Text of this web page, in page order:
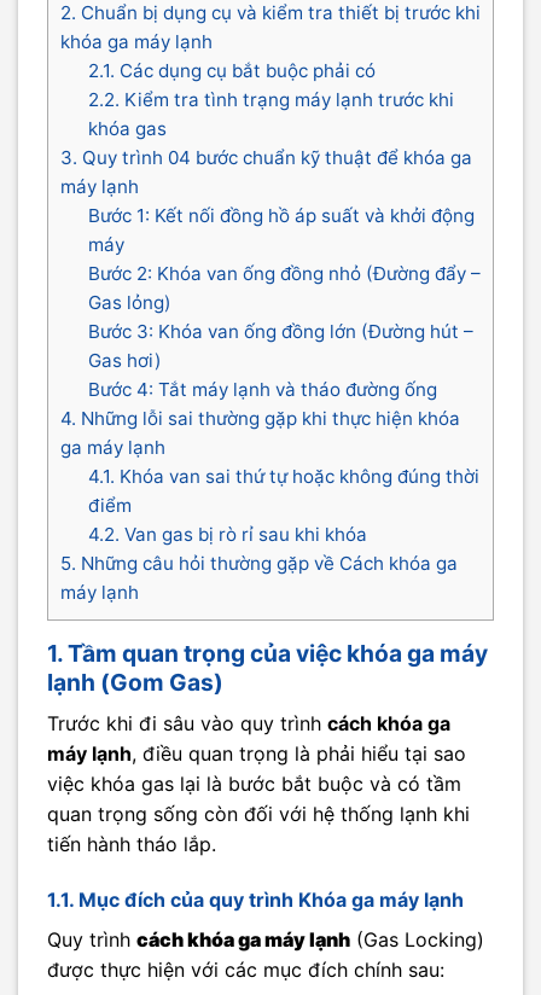
2. Chuẩn bị dụng cụ và kiểm tra thiết bị trước khi
khóa ga máy lạnh
2.1. Các dụng cụ bắt buộc phải có
2.2. Kiểm tra tình trạng máy lạnh trước khi
khóa gas
3. Quy trình 04 bước chuẩn kỹ thuật để khóa ga
máy lạnh
Bước 1: Kết nối đồng hồ áp suất và khởi động
máy
Bước 2: Khóa van ống đồng nhỏ (Đường đẩy –
Gas lỏng)
Bước 3: Khóa van ống đồng lớn (Đường hút –
Gas hơi)
Bước 4: Tắt máy lạnh và tháo đường ống
4. Những lỗi sai thường gặp khi thực hiện khóa
ga máy lạnh
4.1. Khóa van sai thứ tự hoặc không đúng thời
điểm
4.2. Van gas bị rò rỉ sau khi khóa
5. Những câu hỏi thường gặp về Cách khóa ga
máy lạnh
1. Tầm quan trọng của việc khóa ga máy
lạnh (Gom Gas)
Trước khi đi sâu vào quy trình cách khóa ga
máy lạnh, điều quan trọng là phải hiểu tại sao
việc khóa gas lại là bước bắt buộc và có tầm
quan trọng sống còn đối với hệ thống lạnh khi
tiến hành tháo lắp.
1.1. Mục đích của quy trình Khóa ga máy lạnh
Quy trình cách khóa ga máy lạnh (Gas Locking)
được thực hiện với các mục đích chính sau: